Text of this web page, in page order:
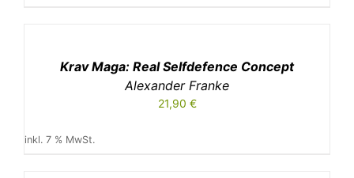
DETAILSKrav Maga: Real Selfdefence Concept
Alexander Franke
21,90 €
inkl. 7 % MwSt.